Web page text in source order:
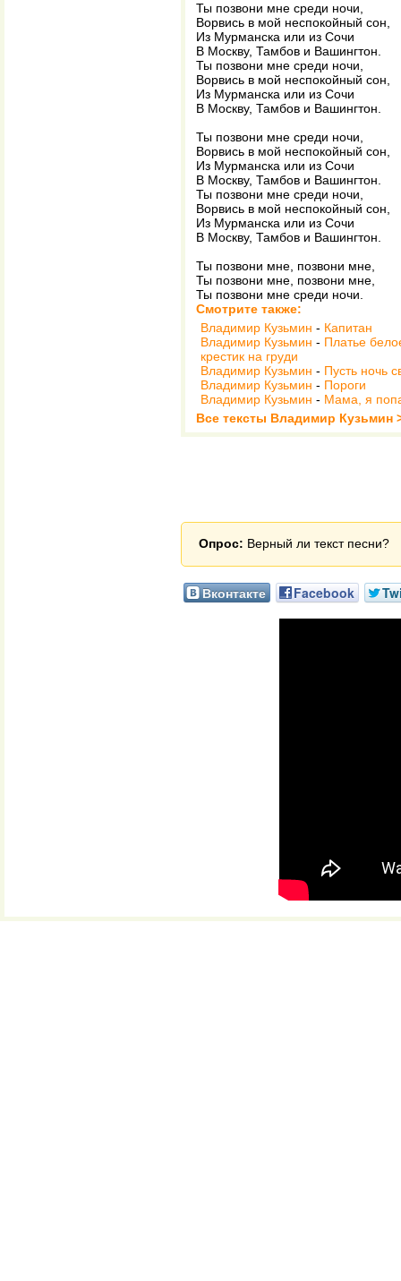
Ты позвони мне среди ночи,
Ворвись в мой неспокойный сон,
Из Мурманска или из Сочи
В Москву, Тамбов и Вашингтон.
Ты позвони мне среди ночи,
Ворвись в мой неспокойный сон,
Из Мурманска или из Сочи
В Москву, Тамбов и Вашингтон.
Ты позвони мне среди ночи,
Ворвись в мой неспокойный сон,
Из Мурманска или из Сочи
В Москву, Тамбов и Вашингтон.
Ты позвони мне среди ночи,
Ворвись в мой неспокойный сон,
Из Мурманска или из Сочи
В Москву, Тамбов и Вашингтон.
Ты позвони мне, позвони мне,
Ты позвони мне, позвони мне,
Ты позвони мне среди ночи.
Смотрите также:
Владимир Кузьмин - Капитан
Владимир Кузьмин - Платье
крестик на груди
Владимир Кузьмин - Пусть ночь
Владимир Кузьмин - Пороги
Владимир Кузьмин - Мама, я
Все тексты Владимир Кузьмин
Опрос: Верный ли текст песни?
Вконтакте Facebook